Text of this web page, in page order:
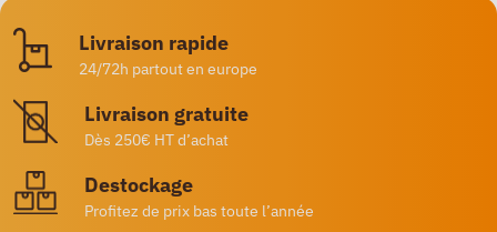
Livraison rapide
24/72h partout en europe
Livraison gratuite
Dès 250€ HT d’achat
Destockage
Profitez de prix bas toute l’année